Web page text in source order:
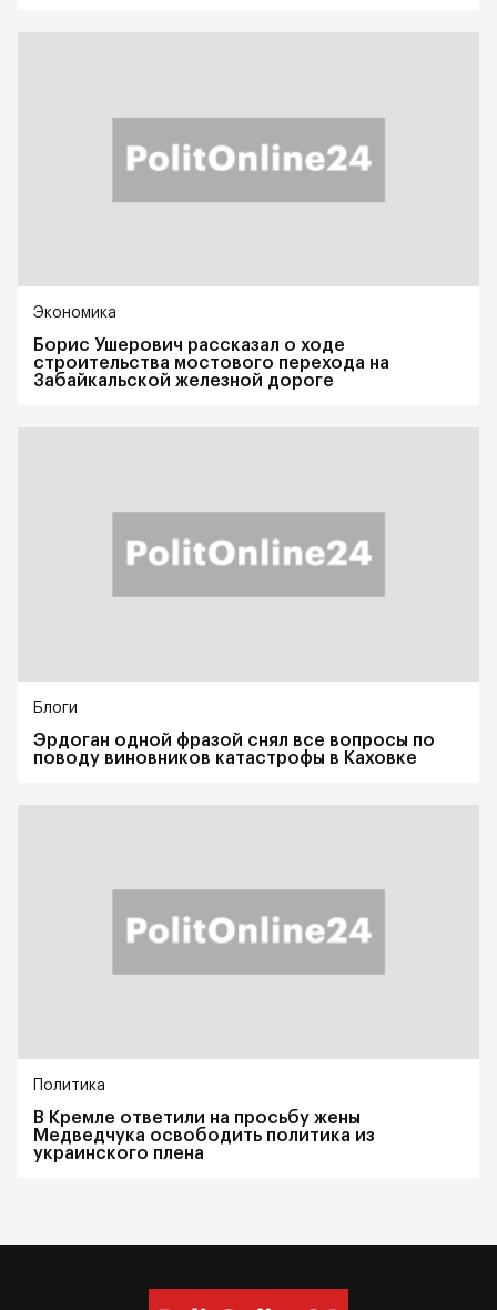
Экономика
Борис Ушерович рассказал о ходе
строительства мостового перехода на
Забайкальской железной дороге
Блоги
Эрдоган одной фразой снял все вопросы по
поводу виновников катастрофы в Каховке
Политика
В Кремле ответили на просьбу жены
Медведчука освободить политика из
украинского плена